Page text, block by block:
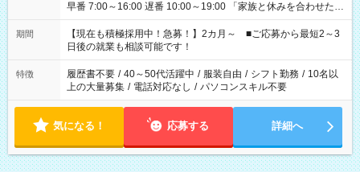
早番 7:00～16:00 遅番 10:00～19:00 「家族と休みを合わせた
い」 「余裕を持って夕飯の準備がしたい」 「できれば残業はし
たくない」 など、ご希望を教えてくださいね。 ※Wワーク希望
の方へ 今ご覧のお仕事で希望する勤務時間と、もう1つのお仕事
の勤務時間。 合計で週40時間を超える場合は応募できません。
期間
【現在も積極採用中！急募！】2カ月～ ■ご応募から最短2～3
日後の就業も相談可能です！
特徴 履歴書不要 / 40～50代活躍中 / 服装自由 / シフト勤務 / 10名以
上の大量募集 / 電話対応なし / パソコンスキル不要
気になる！ 応募する 詳細へ